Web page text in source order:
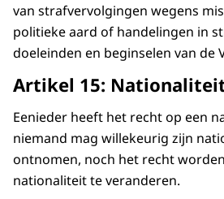
van strafvervolgingen wegens
politieke aard of handelingen in
doeleinden en beginselen van de
Artikel 15:
Eenieder heeft het recht op een
niemand mag willekeurig zijn
ontnomen, noch het recht
nationaliteit te veranderen.